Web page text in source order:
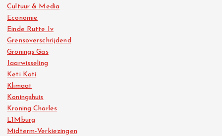
Cultuur & Media
Economie
Einde Rutte Iv
Grensoverschrijdend
Gronings Gas
Jaarwisseling
Keti Koti
Klimaat
Koningshuis
Kroning Charles
L1Mburg
Midterm-Verkiezingen